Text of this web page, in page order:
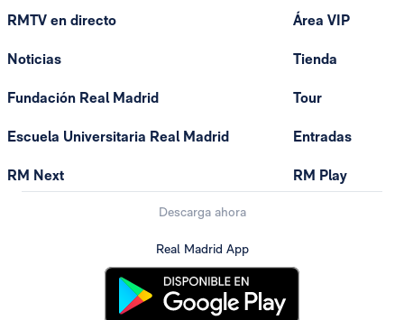
RMTV en directo
Noticias
Fundación Real Madrid
Escuela Universitaria Real Madrid
RM Next
Área VIP
Tienda
Tour
Entradas
RM Play
Descarga ahora
Real Madrid App